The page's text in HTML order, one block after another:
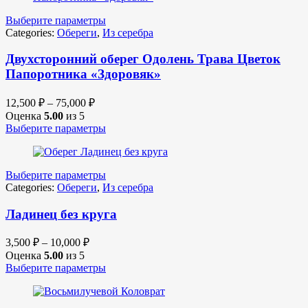
Выберите параметры
Categories: Обереги, Из серебра
Двухсторонний оберег Одолень Трава Цветок
Папоротника «Здоровяк»
12,500 ₽ – 75,000 ₽
Оценка 5.00 из 5
Выберите параметры
Выберите параметры
Categories: Обереги, Из серебра
Ладинец без круга
3,500 ₽ – 10,000 ₽
Оценка 5.00 из 5
Выберите параметры